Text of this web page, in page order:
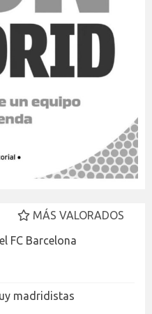
MÁS VALORADOS
FC Barcelona
madridistas